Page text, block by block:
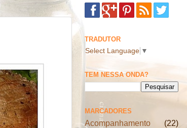
TRADUTOR
Select Language ▼
TEM NESSA ONDA?
MARCADORES
Acompanhamento (22)